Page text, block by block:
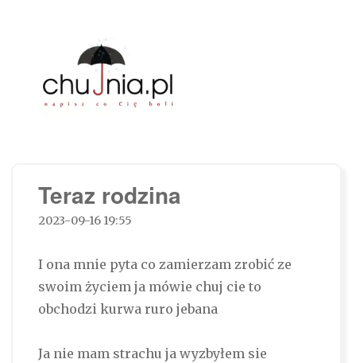
Teraz rodzina
2023-09-16 19:55
I ona mnie pyta co zamierzam zrobić ze
swoim życiem ja mówie chuj cie to
obchodzi kurwa ruro jebana
Ja nie mam strachu ja wyzbyłem sie